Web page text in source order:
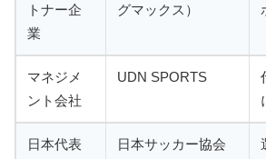
トナー企
業
グマックス）
マネジメ
ント会社
UDN SPORTS
日本代表
日本サッカー協会